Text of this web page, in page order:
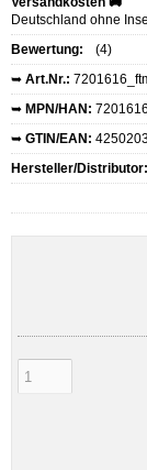
Deutschland ohne
Bewertung:
(4)
➥ Art.Nr.:
➥ MPN/HAN:
➥ GTIN/EAN:
Hersteller/Distributor: